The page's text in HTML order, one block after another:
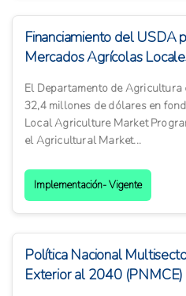
Financiamiento del USDA
Mercados Agrícolas
El Departamento de
32,4 millones de dólares en
Local Agriculture Market
el Agricultural Market...
Implementación- Vigente
Política Nacional
Exterior al 2040 (PNMCE)